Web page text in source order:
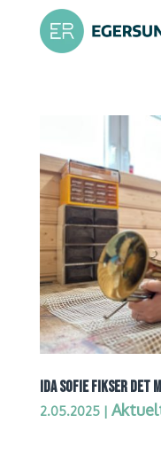
IDA SOFIE FIKSER DET
2.05.2025|